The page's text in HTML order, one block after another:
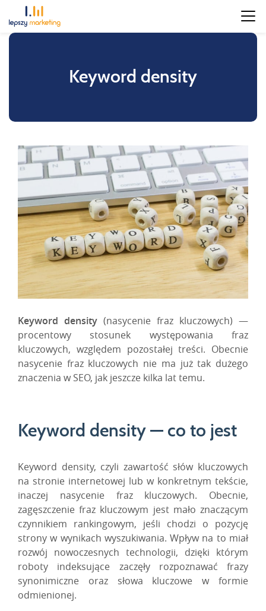
Keyword density
Keyword density (nasycenie fraz kluczowych) —
procentowy stosunek występowania fraz
kluczowych, względem pozostałej treści. Obecnie
nasycenie fraz kluczowych nie ma już tak dużego
znaczenia w SEO, jak jeszcze kilka lat temu.
Keyword density — co to jest
Keyword density, czyli zawartość słów kluczowych
na stronie internetowej lub w konkretnym tekście,
inaczej nasycenie fraz kluczowych. Obecnie,
zagęszczenie fraz kluczowym jest mało znaczącym
czynnikiem rankingowym, jeśli chodzi o pozycję
strony w wynikach wyszukiwania. Wpływ na to miał
rozwój nowoczesnych technologii, dzięki którym
roboty indeksujące zaczęły rozpoznawać frazy
synonimiczne oraz słowa kluczowe w formie
odmienionej.